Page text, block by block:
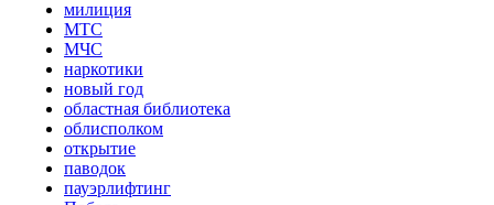
милиция
МТС
МЧС
наркотики
новый год
областная библиотека
облисполком
открытие
паводок
пауэрлифтинг